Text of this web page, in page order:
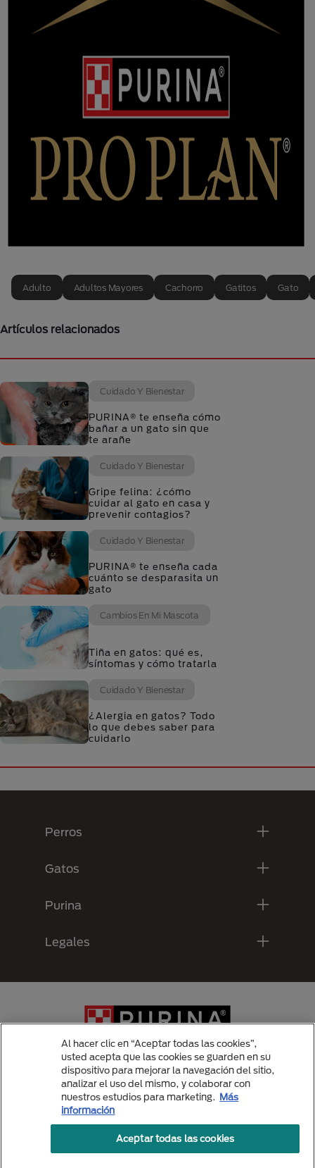
Adulto Adultos Mayores Cachorro Gatitos Gato
Artículos relacionados
Cuidado Y Bienestar
PURINA® te enseña cómo
bañar a un gato sin que
te arañe
Cuidado Y Bienestar
Gripe felina: ¿cómo
cuidar al gato en casa y
prevenir contagios?
Cuidado Y Bienestar
PURINA® te enseña cada
cuánto se desparasita un
gato
Cambios En Mi Mascota
Tiña en gatos: qué es,
síntomas y cómo tratarla
Cuidado Y Bienestar
¿Alergia en gatos? Todo
lo que debes saber para
cuidarlo
Perros
Gatos
Purina
Legales
Menu Footer Secundario Purina
All Nestlé Purina trademarks owned by Société des Produits Nestlé S.A.,
Vevey, Switzerland or are used with permission.
Al hacer clic en “Aceptar todas las cookies”,
usted acepta que las cookies se guarden en su
dispositivo para mejorar la navegación del sitio,
analizar el uso del mismo, y colaborar con
nuestros estudios para marketing. Más
información
Aceptar todas las cookies